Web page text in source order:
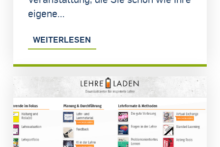
eigene...
WEITERLESEN